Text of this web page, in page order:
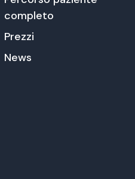
completo
Prezzi
News